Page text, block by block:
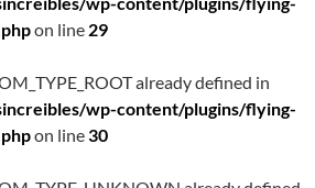
on line 29
already defined in
wp-content/plugins/flying-
on line30